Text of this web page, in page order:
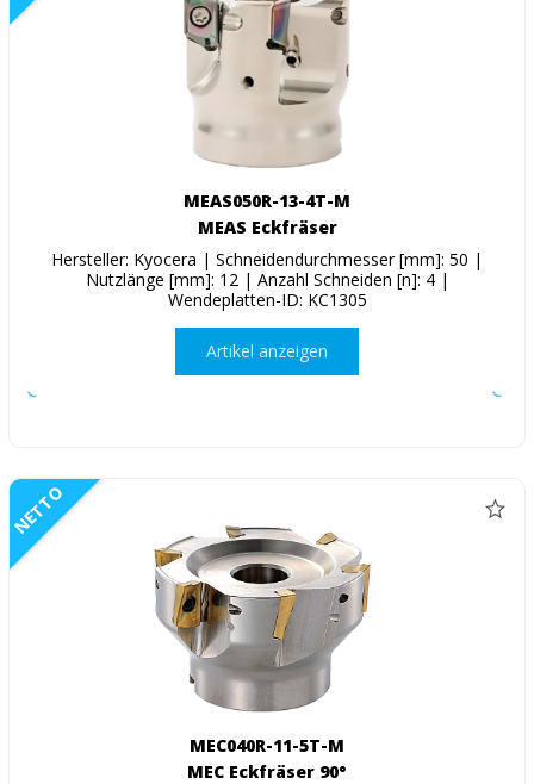
MEAS050R-13-4T-M
MEAS Eckfräser
Hersteller: Kyocera | Schneidendurchmesser [mm]: 50 |
Nutzlänge [mm]: 12 | Anzahl Schneiden [n]: 4 |
Wendeplatten-ID: KC1305
Artikel anzeigen
NETTO
MEC040R-11-5T-M
MEC Eckfräser 90°